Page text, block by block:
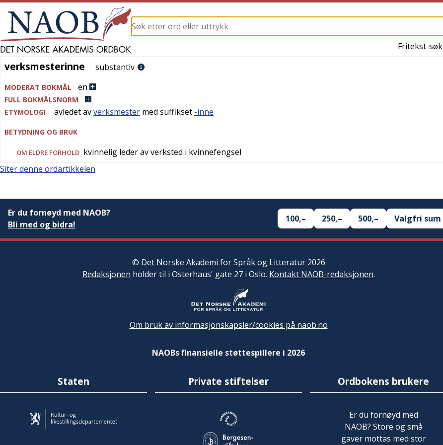
Fritekst-søk
verksmesterinne
verksmesterinne substantiv
MODERAT BOKMÅL en
FULL BOKMÅLSNORM
ETYMOLOGI
avledet avverksmester med suffikset -inne
BETYDNING OG BRUK
OM ELDRE FORHOLD kvinnelig leder av verksted i kvinnefengsel
Siter denne ordartikkelen
Er du fornøyd med NAOB?
Bli med og bidra!
100,– 250,– 500,– Valgfri sum
© Det Norske Akademi for Språk og Litteratur2026
Redaksjonen holder til i Osterhaus' gate 27 i Oslo. Kontakt NAOB-redaksjonen.
Om bruk av informasjonskapsler/cookies på naob.no
NAOBs finansielle støttespillere i 2026
Staten Private stiftelser Ordbokens brukere
Er du fornøyd med
NAOB? Store og små
gaver mottas med stor